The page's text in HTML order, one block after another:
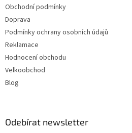
Obchodní podmínky
Doprava
Podmínky ochrany osobních údajů
Reklamace
Hodnocení obchodu
Velkoobchod
Blog
Odebírat newsletter